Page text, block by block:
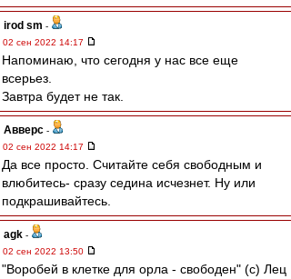
irod sm -
02 сен 2022 14:17
Напоминаю, что сегодня у нас все еще
всерьез.
Завтра будет не так.
Авверс -
02 сен 2022 14:17
Да все просто. Считайте себя свободным и
влюбитесь- сразу седина исчезнет. Ну или
подкрашивайтесь.
agk -
02 сен 2022 13:50
"Воробей в клетке для орла - свободен" (с) Лец